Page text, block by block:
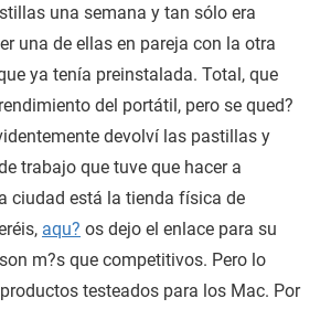
una semana y tan sólo era
una de ellas en pareja con la otra
ya tenía preinstalada. Total, que
del portátil, pero se qued?
devolví las pastillas y
trabajo que tuve que hacer a
ciudad está la tienda física de
aqu? os dejo el enlace para su
m?s que competitivos. Pero lo
testeados para los Mac. Por